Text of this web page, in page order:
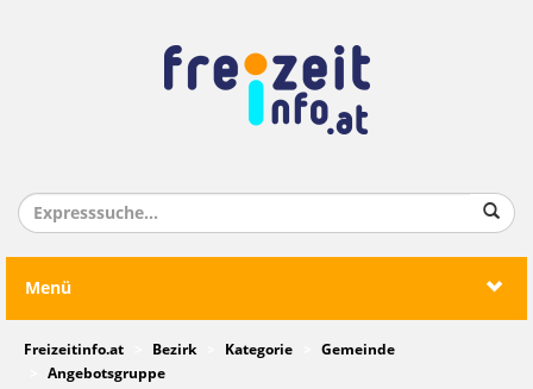
Menü
Freizeitinfo.at Bezirk Kategorie
Gemeinde
Angebotsgruppe